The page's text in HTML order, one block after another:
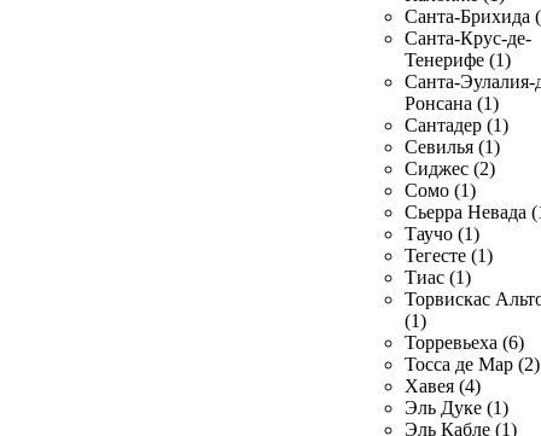
Санта-Брихида
Санта-Крус-де-
Тенерифе (1)
Санта-Эулалия-
Ронсана (1)
Сантадер (1)
Севилья (1)
Сиджес (2)
Сомо (1)
Сьерра Невада
Таучо (1)
Тегесте (1)
Тиас (1)
Торвискас
(1)
Торревьеха (6)
Тосса де Мар (2)
Хавея (4)
Эль Дуке (1)
Эль Кабле (1)